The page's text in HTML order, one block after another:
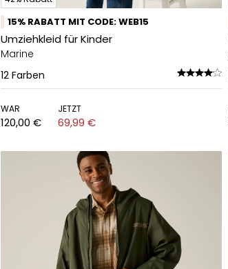
15% RABATT MIT CODE: WEB15
Umziehkleid für Kinder
Marine
12 Farben
WAR
120,00 €
JETZT
69,99 €